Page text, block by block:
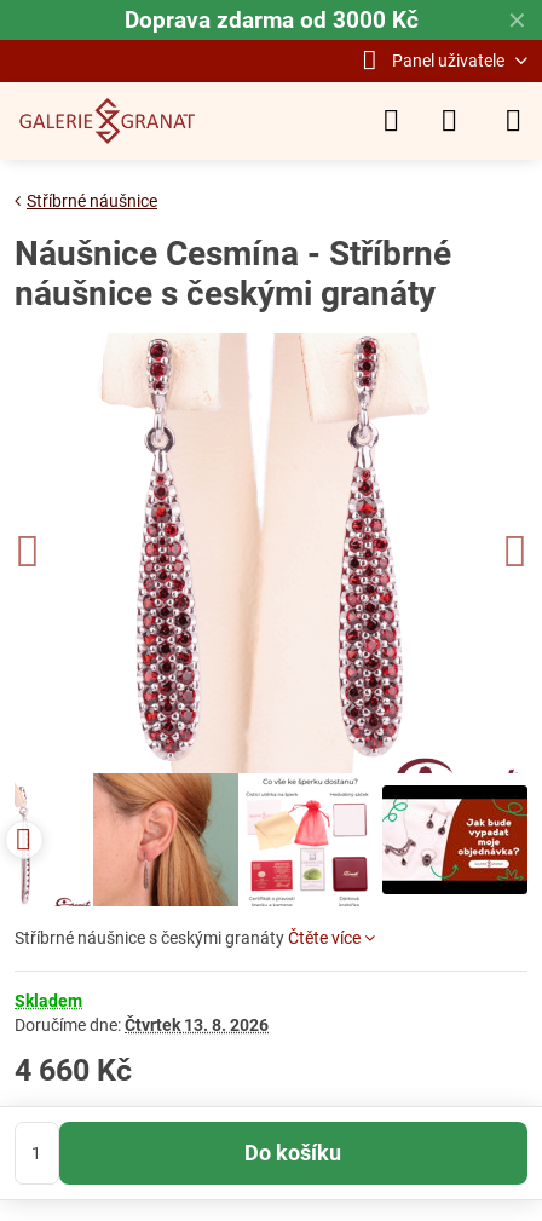
✕
Doprava zdarma od 3000 Kč
Panel uživatele
Stříbrné náušnice
Náušnice Cesmína - Stříbrné
náušnice s českými granáty
Stříbrné náušnice s českými granátyČtěte více
Skladem
Doručíme dne:Čtvrtek 13. 8. 2026
4 660 Kč
Do košíku